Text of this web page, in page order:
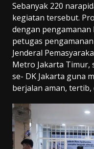
Sebanyak 220
kegiatan tersebut.
dengan
petugas
Jenderal
Metro Jakarta Timur,
se- DK Jakarta guna
berjalan aman, tertib,